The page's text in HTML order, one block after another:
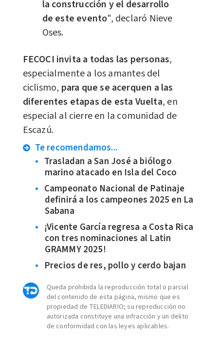
la construcción y el desarrollo
de este evento", declaró Nieve
Oses.
FECOCI invita a todas las personas,
especialmente a los amantes del
ciclismo, para que se acerquen a las
diferentes etapas de esta Vuelta, en
especial al cierre en la comunidad de
Escazú.
Te recomendamos...
Trasladan a San José a biólogo
marino atacado en Isla del Coco
Campeonato Nacional de Patinaje
definirá a los campeones 2025 en La
Sabana
¡Vicente García regresa a Costa Rica
con tres nominaciones al Latin
GRAMMY 2025!
Precios de res, pollo y cerdo bajan
Queda prohibida la reproducción total o parcial
del contenido de esta página, mismo que es
propiedad de TELEDIARIO; su reproducción no
autorizada constituye una infracción y un delito
de conformidad con las leyes aplicables.